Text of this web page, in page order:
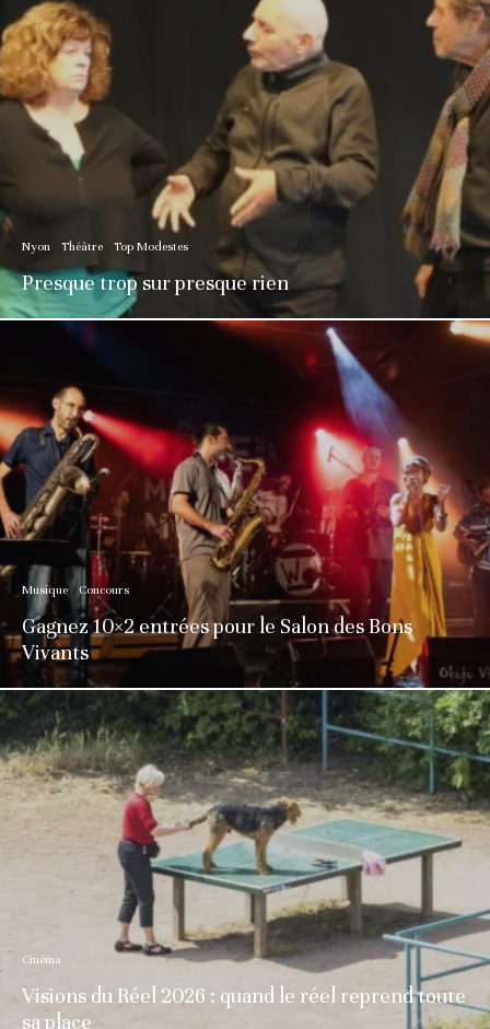
Nyon Théâtre Top Modestes
Presque trop sur presque rien
Musique Concours
Gagnez 10×2 entrées pour le Salon des Bons
Vivants
Cinéma
Visions du Réel 2026 : quand le réel reprend toute
sa place